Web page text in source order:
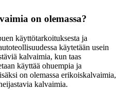
on olemassa?
käyttötarkoituksesta ja
käytetään usein
kalvaimia, kun taas
käyttää ohuempia ja
on olemassa erikoiskalvaimia,
kalvaimia.